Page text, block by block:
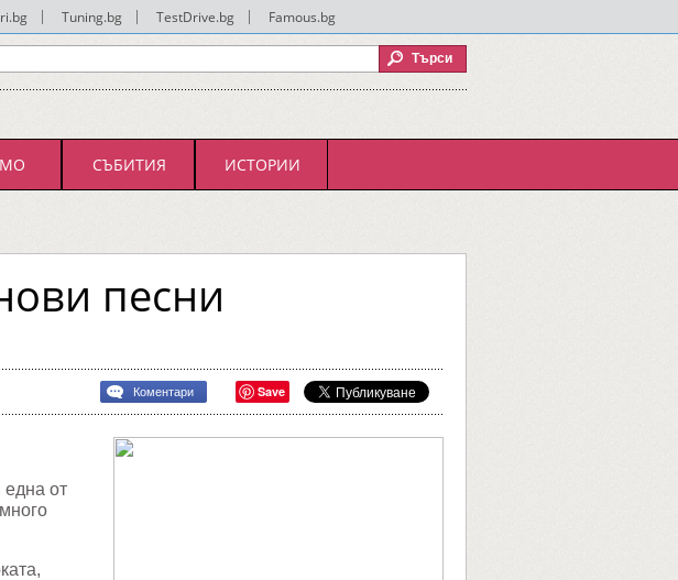
Tuning.bg TestDrive.bg Famous.bg
СЪБИТИЯ ИСТОРИИ
песни
Коментари Save
една от